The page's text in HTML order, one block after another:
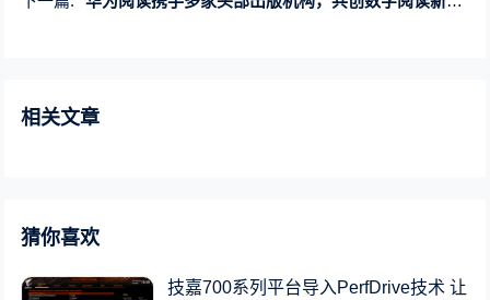
相关文章
猜你喜欢
技嘉700系列平台导入PerfDrive技术 让